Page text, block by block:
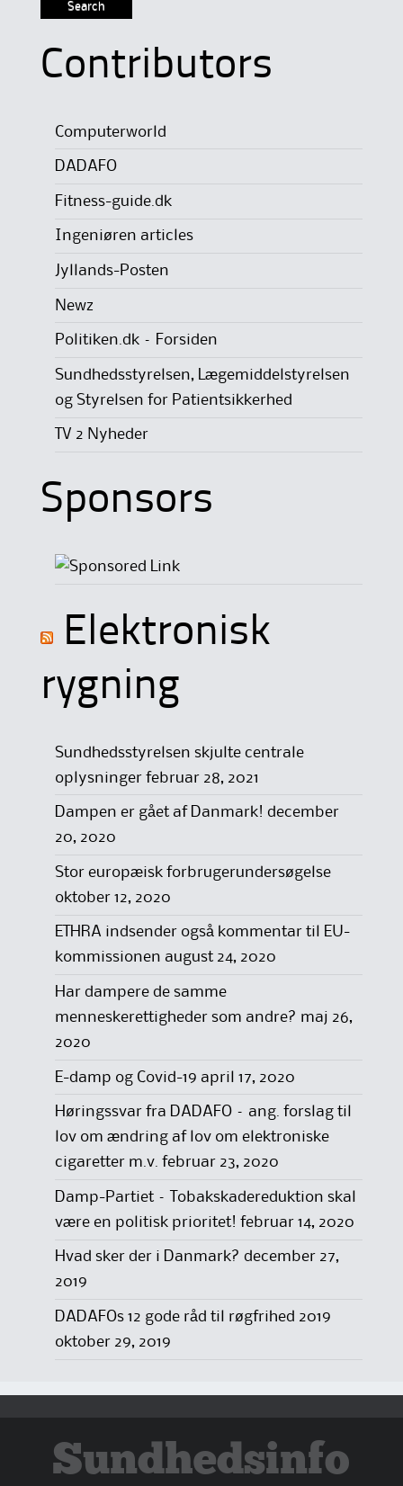
Contributors
Computerworld
DADAFO
Fitness-guide.dk
Ingeniøren articles
Jyllands-Posten
Newz
Politiken.dk – Forsiden
Sundhedsstyrelsen, Lægemiddelstyrelsen
og Styrelsen for Patientsikkerhed
TV 2 Nyheder
Sponsors
Elektronisk
rygning
Sundhedsstyrelsen skjulte centrale
oplysninger februar 28, 2021
Dampen er gået af Danmark! december
20, 2020
Stor europæisk forbrugerundersøgelse
oktober 12, 2020
ETHRA indsender også kommentar til EU-
kommissionen august 24, 2020
Har dampere de samme
menneskerettigheder som andre? maj 26,
2020
E-damp og Covid-19 april 17, 2020
Høringssvar fra DADAFO – ang. forslag til
lov om ændring af lov om elektroniske
cigaretter m.v. februar 23, 2020
Damp-Partiet – Tobakskadereduktion skal
være en politisk prioritet! februar 14, 2020
Hvad sker der i Danmark? december 27,
2019
DADAFOs 12 gode råd til røgfrihed 2019
oktober 29, 2019
Sundhedsinfo